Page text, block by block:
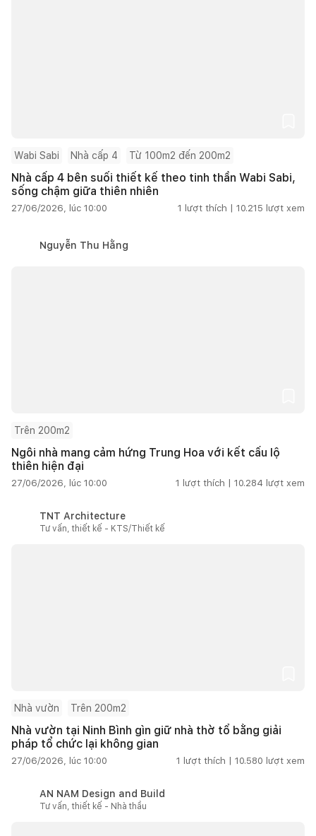
Wabi Sabi Nhà cấp 4 Từ 100m2 đến 200m2
Nhà cấp 4 bên suối thiết kế theo tinh thần Wabi Sabi,
sống chậm giữa thiên nhiên
27/06/2026, lúc 10:00 1 lượt thích | 10.215 lượt xem
Nguyễn Thu Hằng
Trên 200m2
Ngôi nhà mang cảm hứng Trung Hoa với kết cấu lộ
thiên hiện đại
27/06/2026, lúc 10:00 1 lượt thích | 10.284 lượt xem
TNT Architecture
Tư vấn, thiết kế - KTS/Thiết kế
Nhà vườn Trên 200m2
Nhà vườn tại Ninh Bình gìn giữ nhà thờ tổ bằng giải
pháp tổ chức lại không gian
27/06/2026, lúc 10:00 1 lượt thích | 10.580 lượt xem
AN NAM Design and Build
Tư vấn, thiết kế - Nhà thầu